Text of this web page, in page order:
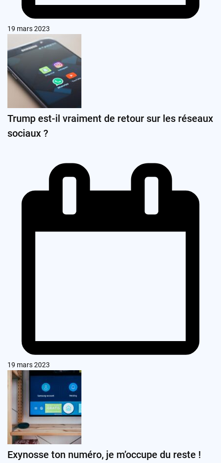
19 mars 2023
Trump est-il vraiment de retour sur les réseaux
sociaux ?
19 mars 2023
Exynosse ton numéro, je m’occupe du reste !